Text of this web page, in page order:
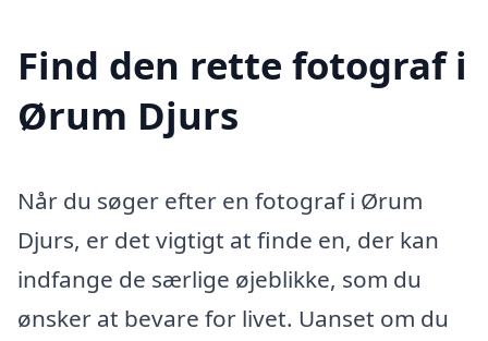
Find den rette fotograf i
Ørum Djurs
Når du søger efter en fotograf i Ørum
Djurs, er det vigtigt at finde en, der kan
indfange de særlige øjeblikke, som du
ønsker at bevare for livet. Uanset om du